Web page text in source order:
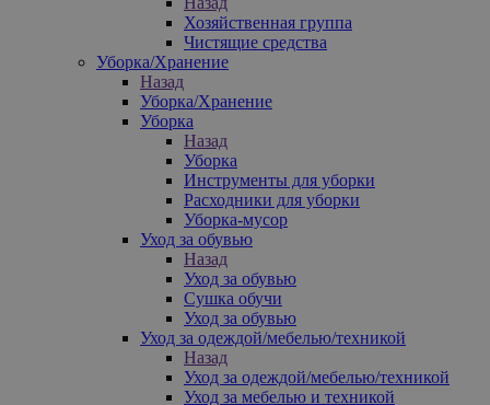
Хозяйственная группа
Чистящие средства
Уборка/Хранение
Назад
Уборка/Хранение
Уборка
Назад
Уборка
Инструменты для уборки
Расходники для уборки
Уборка-мусор
Уход за обувью
Назад
Уход за обувью
Сушка обучи
Уход за обувью
Уход за одеждой/мебелью/техникой
Назад
Уход за одеждой/мебелью/техникой
Уход за мебелью и техникой